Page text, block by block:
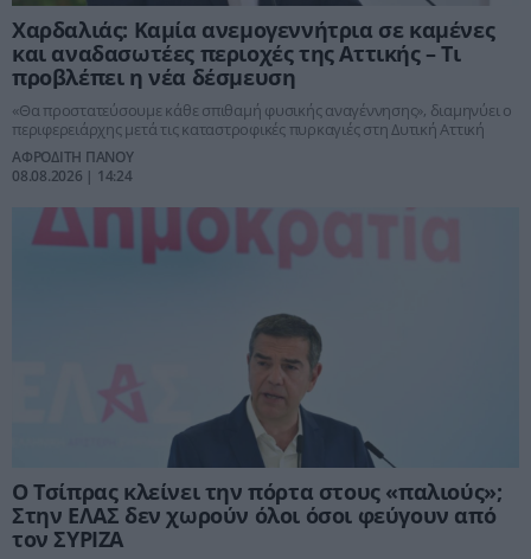
Χαρδαλιάς: Καμία ανεμογεννήτρια σε καμένες
και αναδασωτέες περιοχές της Αττικής – Τι
προβλέπει η νέα δέσμευση
«Θα προστατεύσουμε κάθε σπιθαμή φυσικής αναγέννησης», διαμηνύει ο
περιφερειάρχης μετά τις καταστροφικές πυρκαγιές στη Δυτική Αττική
ΑΦΡΟΔΙΤΗ ΠΑΝΟΥ
08.08.2026 | 14:24
Ο Τσίπρας κλείνει την πόρτα στους «παλιούς»;
Στην ΕΛΑΣ δεν χωρούν όλοι όσοι φεύγουν από
τον ΣΥΡΙΖΑ